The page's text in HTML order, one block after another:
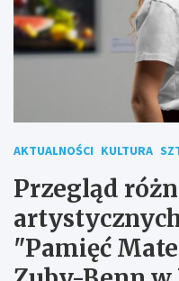
AKTUALNOŚCI KULTURA
Przegląd
"Pamięć